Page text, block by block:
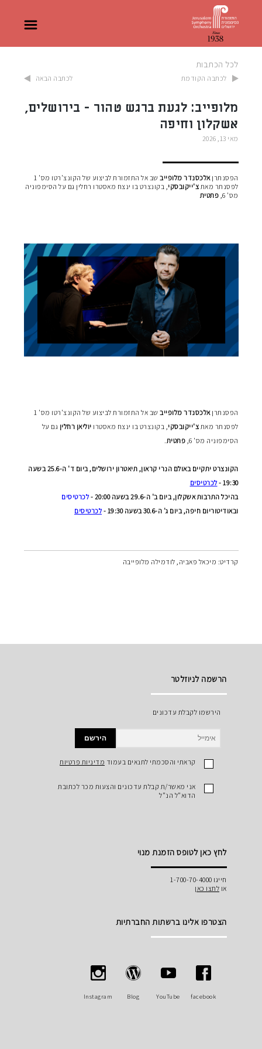
לכל הכתבות
לכתבה הקודמת לכתבה הבאה
מלופייב: לגעת ברגש טהור - בירושלים,
אשקלון וחיפה
מאי 13, 2026
הפסנתרןאלכסנדר מלופייב
שב אל התזמורת לביצוע של הקונצ'רטו מס' 1
לפסנתר מאת צ'ייקובסקי, בקונצרט בו ינצח מאסטרו רחלין גם על הסימפוניה
מס' 6,
פתטית
הפסנתרן אלכסנדר מלופייב
שב אל התזמורת לביצוע של הקונצ'רטו מס' 1
לפסנתר מאת צ'ייקובסקי , בקונצרט בו ינצח מאסטרו יוליאן רחלין גם על
הסימפוניה מס' 6,
פתטית
הקונצרט יתקיים
באולם הנרי קראון, תיאטרון ירושלים, ביום ד' ה-25.6 בשעה
19:30 -
לכרטיסים
בהיכל התרבות אשקלון, ביום ב' ה-29.6 בשעה 20:00 -
לכרטיסים
ובאודיטוריום חיפה, ביום ג' ה-30.6 בשעה 19:30 -
לכרטיסים
קרדיט: מיכאל פאביה, לודמילה מלופייבה
הרשמה לניוזלטר
הירשמו לקבלת עדכונים
הירשם
קראתי והסכמתי לתנאים בעמוד מדיניות פרטיות
אני מאשר/ת קבלת עדכונים והצעות מכר לכתובת
הדוא"ל הנ"ל
לחץ כאן לטופס הזמנת מנוי
חייגו 1-700-70-4000
או לחצו כאן
הצטרפו אלינו ברשתות החברתיות
facebook
YouTube
Blog
Instagram